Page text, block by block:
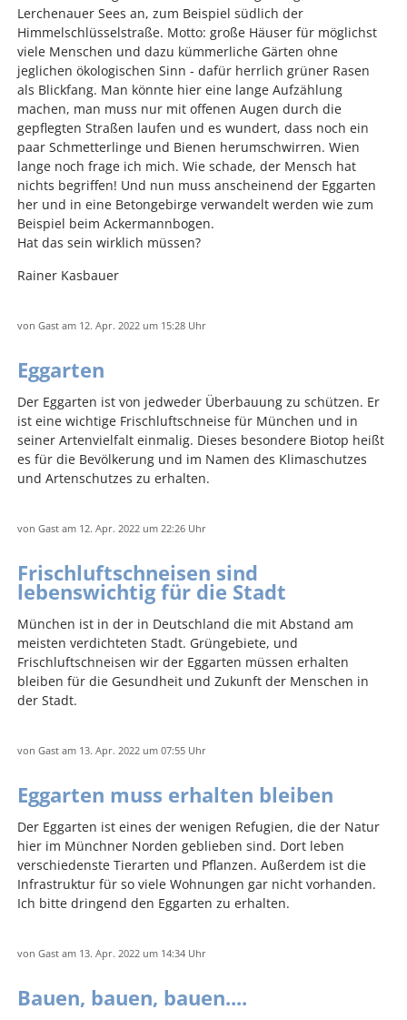
Lerchenauer Sees an, zum Beispiel südlich der
Himmelschlüsselstraße. Motto: große Häuser für möglichst
viele Menschen und dazu kümmerliche Gärten ohne
jeglichen ökologischen Sinn - dafür herrlich grüner Rasen
als Blickfang. Man könnte hier eine lange Aufzählung
machen, man muss nur mit offenen Augen durch die
gepflegten Straßen laufen und es wundert, dass noch ein
paar Schmetterlinge und Bienen herumschwirren. Wien
lange noch frage ich mich. Wie schade, der Mensch hat
nichts begriffen! Und nun muss anscheinend der Eggarten
her und in eine Betongebirge verwandelt werden wie zum
Beispiel beim Ackermannbogen.
Hat das sein wirklich müssen?
Rainer Kasbauer
von Gast am 12. Apr. 2022um 15:28 Uhr
Eggarten
Der Eggarten ist von jedweder Überbauung zu schützen. Er
ist eine wichtige Frischluftschneise für München und in
seiner Artenvielfalt einmalig. Dieses besondere Biotop heißt
es für die Bevölkerung und im Namen des Klimaschutzes
und Artenschutzes zu erhalten.
von Gast am 12. Apr. 2022um 22:26 Uhr
Frischluftschneisen sind
lebenswichtig für die Stadt
München ist in der in Deutschland die mit Abstand am
meisten verdichteten Stadt. Grüngebiete, und
Frischluftschneisen wir der Eggarten müssen erhalten
bleiben für die Gesundheit und Zukunft der Menschen in
der Stadt.
von Gast am 13. Apr. 2022um 07:55 Uhr
Eggarten muss erhalten bleiben
Der Eggarten ist eines der wenigen Refugien, die der Natur
hier im Münchner Norden geblieben sind. Dort leben
verschiedenste Tierarten und Pflanzen. Außerdem ist die
Infrastruktur für so viele Wohnungen gar nicht vorhanden.
Ich bitte dringend den Eggarten zu erhalten.
von Gast am 13. Apr. 2022um 14:34 Uhr
Bauen, bauen, bauen....